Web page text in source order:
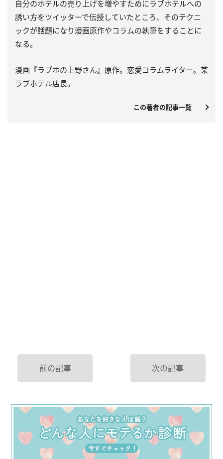
自分のホテルの売り上げを増やすためにラブホテルへの
誘い方をツイッターで伝授していたところ、そのテクニ
ックが話題になり漫画原作やコラムの執筆をすることに
なる。
漫画『ラブホの上野さん』原作。恋愛コラムライター。某
ラブホテル店長。
この著者の記事一覧
前の記事 次の記事